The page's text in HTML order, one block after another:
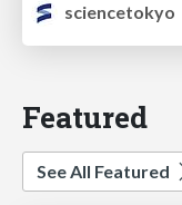
sciencetokyo
Featured
See All Featured